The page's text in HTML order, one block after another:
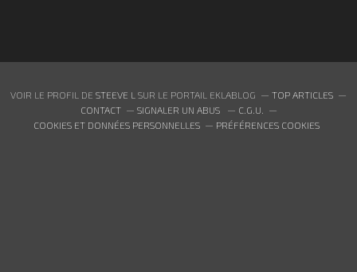
VOIR LE PROFIL DE STEEVE L SUR LE PORTAIL EKLABLOG
TOP ARTICLES
CONTACT
SIGNALER UN ABUS
C.G.U.
COOKIES ET DONNÉES PERSONNELLES
PRÉFÉRENCES COOKIES